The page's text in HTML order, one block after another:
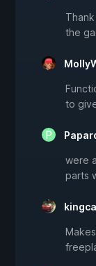
the
to
were
parts